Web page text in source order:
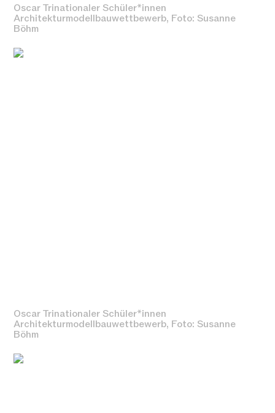
Oscar Trinationaler Schüler*innen
Architekturmodellbauwettbewerb, Foto: Susanne
Böhm
Oscar Trinationaler Schüler*innen
Architekturmodellbauwettbewerb, Foto: Susanne
Böhm